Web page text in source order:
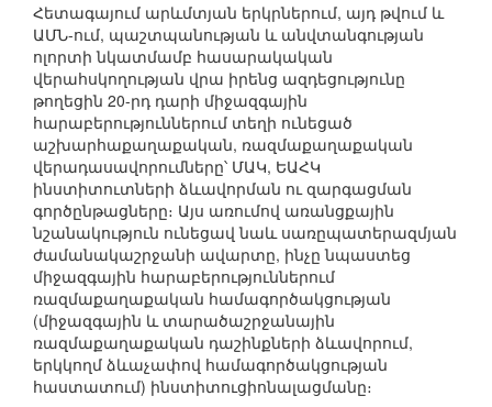
Հետագայում արևմտյան երկրներում, այդ թվում և
ԱՄՆ-ում, պաշտպանության և անվտանգության
ոլորտի նկատմամբ հասարակական
վերահսկողության վրա իրենց ազդեցությունը
թողեցին 20-րդ դարի միջազգային
հարաբերություններում տեղի ունեցած
աշխարհաքաղաքական, ռազմաքաղաքական
վերադասավորումները՝ ՄԱԿ, ԵԱՀԿ
ինստիտուտների ձևավորման ու զարգացման
գործընթացները։ Այս առումով առանցքային
նշանակություն ունեցավ նաև սառըպատերազմյան
ժամանակաշրջանի ավարտը, ինչը նպաստեց
միջազգային հարաբերություններում
ռազմաքաղաքական համագործակցության
(միջազգային և տարածաշրջանային
ռազմաքաղաքական դաշինքների ձևավորում,
երկկողմ ձևաչափով համագործակցության
հաստատում) ինստիտուցիոնալացմանը։